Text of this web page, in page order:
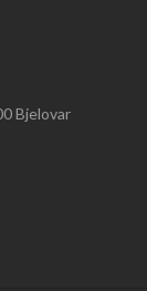
Bjelovar